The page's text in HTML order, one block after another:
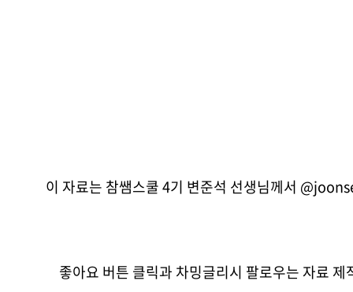
이 자료는 참쌤스쿨 4기 변준석 선생님께서
좋아요 버튼 클릭과 차밍글리시 팔로우는 자료